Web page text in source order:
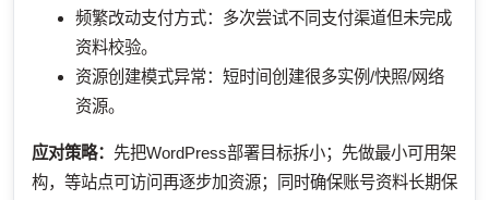
频繁改动支付方式：多次尝试不同支付渠道但未完成
资料校验。
资源创建模式异常：短时间创建很多实例/快照/网络
资源。
应对策略： 先把WordPress部署目标拆小；先做最小可用架
构，等站点可访问再逐步加资源；同时确保账号资料长期保